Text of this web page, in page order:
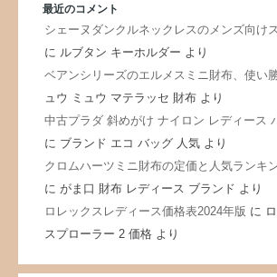
最近のコメント
シェーヌダンクルネックレスのメンズ向け
に ルブタン キーホルダー より
ベアンシリーズのエルメスミニ財布、使い
ュウ ミュウ マテラッセ 財布より
中古プラダ 斜めがけ ナイロン レディース
に ブランド エコ バッグ 人気より
クロムハーツミニ財布の定価と人気ランキ
に がま口 財布 レディース ブランド より
ロレックスレディース価格表2024年版 に
スプローラー 2 価格より